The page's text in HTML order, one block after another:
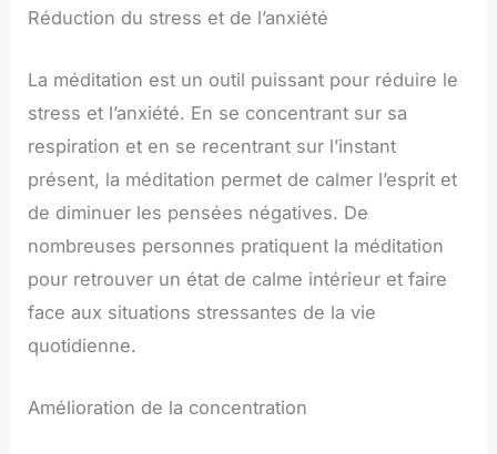
Réduction du stress et de l’anxiété
La méditation est un outil puissant pour réduire le
stress et l’anxiété. En se concentrant sur sa
respiration et en se recentrant sur l’instant
présent, la méditation permet de calmer l’esprit et
de diminuer les pensées négatives. De
nombreuses personnes pratiquent la méditation
pour retrouver un état de calme intérieur et faire
face aux situations stressantes de la vie
quotidienne.
Amélioration de la concentration